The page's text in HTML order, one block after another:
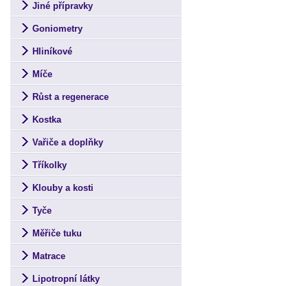
Jiné přípravky
Goniometry
Hliníkové
Míče
Růst a regenerace
Kostka
Vařiče a doplňky
Tříkolky
Klouby a kosti
Tyče
Měřiče tuku
Matrace
Lipotropní látky